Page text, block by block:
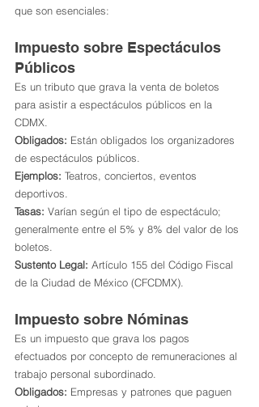
que son esenciales:
Impuesto sobre Espectáculos
Públicos
Es un tributo que grava la venta de boletos
para asistir a espectáculos públicos en la
CDMX.
Obligados: Están obligados los organizadores
de espectáculos públicos.
Ejemplos: Teatros, conciertos, eventos
deportivos.
Tasas: Varían según el tipo de espectáculo;
generalmente entre el 5% y 8% del valor de los
boletos.
Sustento Legal: Artículo 155 del Código Fiscal
de la Ciudad de México (CFCDMX).
Impuesto sobre Nóminas
Es un impuesto que grava los pagos
efectuados por concepto de remuneraciones al
trabajo personal subordinado.
Obligados: Empresas y patrones que paguen